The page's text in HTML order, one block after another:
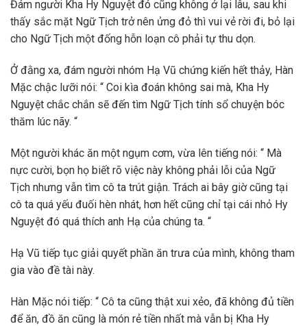
Đám người Kha Hy Nguyệt đó cũng không ở lại lâu, sau khi
thấy sắc mặt Ngữ Tịch trở nên ửng đỏ thì vui vẻ rời đi, bỏ lại
cho Ngữ Tịch một đống hỗn loạn cô phải tự thu dọn.
Ở đằng xa, đám người nhóm Hạ Vũ chứng kiến hết thảy, Hàn
Mặc chậc lưỡi nói: “ Coi kìa đoán không sai mà, Kha Hy
Nguyệt chắc chắn sẽ đến tìm Ngữ Tịch tính sổ chuyện bóc
thăm lúc nãy. “
Một người khác ăn một ngụm cơm, vừa lên tiếng nói: “ Mà
nực cười, bọn họ biết rõ việc này không phải lỗi của Ngữ
Tịch nhưng vẫn tìm cô ta trút giận. Trách ai bây giờ cũng tại
cô ta quá yếu đuối hèn nhát, hơn hết cũng chỉ tại cái nhỏ Hy
Nguyệt đó quá thích anh Hạ của chúng ta. “
Hạ Vũ tiếp tục giải quyết phần ăn trưa của mình, không tham
gia vào đề tài này.
Hàn Mặc nói tiếp: “ Cô ta cũng thật xui xẻo, đã không đủ tiền
để ăn, đồ ăn cũng là món rẻ tiền nhất mà vẫn bị Kha Hy